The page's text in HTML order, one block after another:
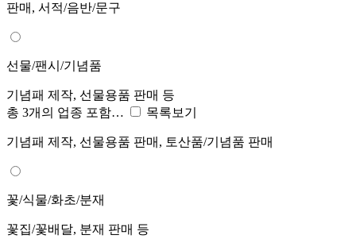
판매, 서적/음반/문구
선물/팬시/기념품
기념패 제작, 선물용품 판매 등
총 3개의 업종 포함…
목록보기
기념패 제작, 선물용품 판매, 토산품/기념품 판매
꽃/식물/화초/분재
꽃집/꽃배달, 분재 판매 등